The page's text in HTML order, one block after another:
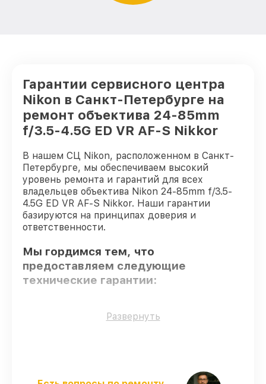
Гарантии сервисного центра
Nikon в Санкт-Петербурге на
ремонт объектива 24-85mm
f/3.5-4.5G ED VR AF-S Nikkor
В нашем СЦ Nikon, расположенном в Санкт-
Петербурге, мы обеспечиваем высокий
уровень ремонта и гарантий для всех
владельцев объектива Nikon 24-85mm f/3.5-
4.5G ED VR AF-S Nikkor. Наши гарантии
базируются на принципах доверия и
ответственности.
Мы гордимся тем, что
предоставляем следующие
технические гарантии:
Только фирменные комплектующие
Развернуть